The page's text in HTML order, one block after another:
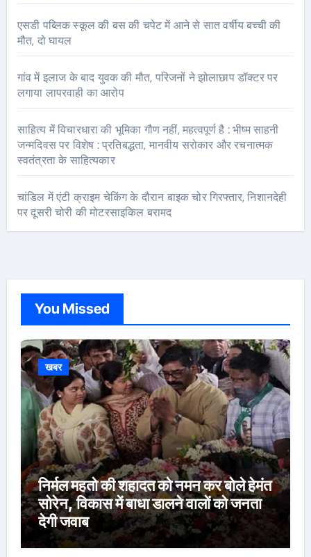
एसडी पब्लिक स्कूल की बस की चपेट में आने से सात वर्षीय बच्ची की
मौत, दो घायल
गांव में इलाज के बाद युवक की मौत, परिजनों ने झोलाछाप डॉक्टर पर
लगाया लापरवाही का आरोप
साहित्य में विचारधारा की भूमिका गौण नहीं, महत्वपूर्ण है : भीष्म साहनी
जन्मदिवस पर विशेष : प्रतिबद्धता, मानवीय सरोकार और रचनात्मक
स्वतंत्रता के साहित्यकार
चांडिल में एंटी क्राइम चेकिंग के दौरान बाइक चोर गिरफ्तार, निशानदेही
पर दूसरी चोरी की मोटरसाइकिल बरामद
You Missed
खबर
निर्मल महतो की शहादत को नमन कर बोले हेमंत
सोरेन, विकास में बाधा डालने वालों को जनता
देगी जवाब